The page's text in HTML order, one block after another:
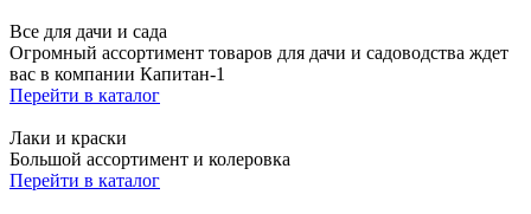
Все для дачи и сада
Огромный ассортимент товаров для дачи и садоводства ждет
вас в компании Капитан-1
Перейти в каталог
Лаки и краски
Большой ассортимент и колеровка
Перейти в каталог